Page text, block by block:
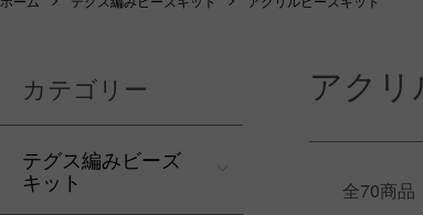
アクリ
全70商品
カテゴリー
テグス編みビーズ
キット